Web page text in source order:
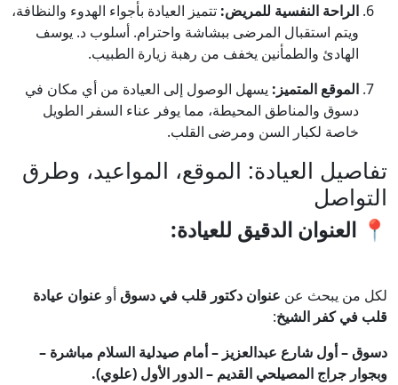
الراحة النفسية للمريض: تتميز العيادة بأجواء الهدوء والنظافة،
ويتم استقبال المرضى ببشاشة واحترام. أسلوب د. يوسف
الهادئ والطمأنين يخفف من رهبة زيارة الطبيب.
الموقع المتميز: يسهل الوصول إلى العيادة من أي مكان في
دسوق والمناطق المحيطة، مما يوفر عناء السفر الطويل
خاصة لكبار السن ومرضى القلب.
تفاصيل العيادة: الموقع، المواعيد، وطرق
التواصل
📍 العنوان الدقيق للعيادة:
لكل من يبحث عن عنوان دكتور قلب في دسوقأو عنوان عيادة
قلب في كفر الشيخ:
دسوق – أول شارع عبدالعزيز – أمام صيدلية السلام مباشرة –
وبجوار جراج المصيلحي القديم – الدور الأول (علوي).